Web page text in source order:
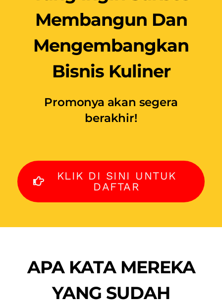
APA KATA MEREKA
YANG SUDAH
PERNAH IKUT
WORKSHOP
MEMULAI BISNIS
KULINER DARI NOL